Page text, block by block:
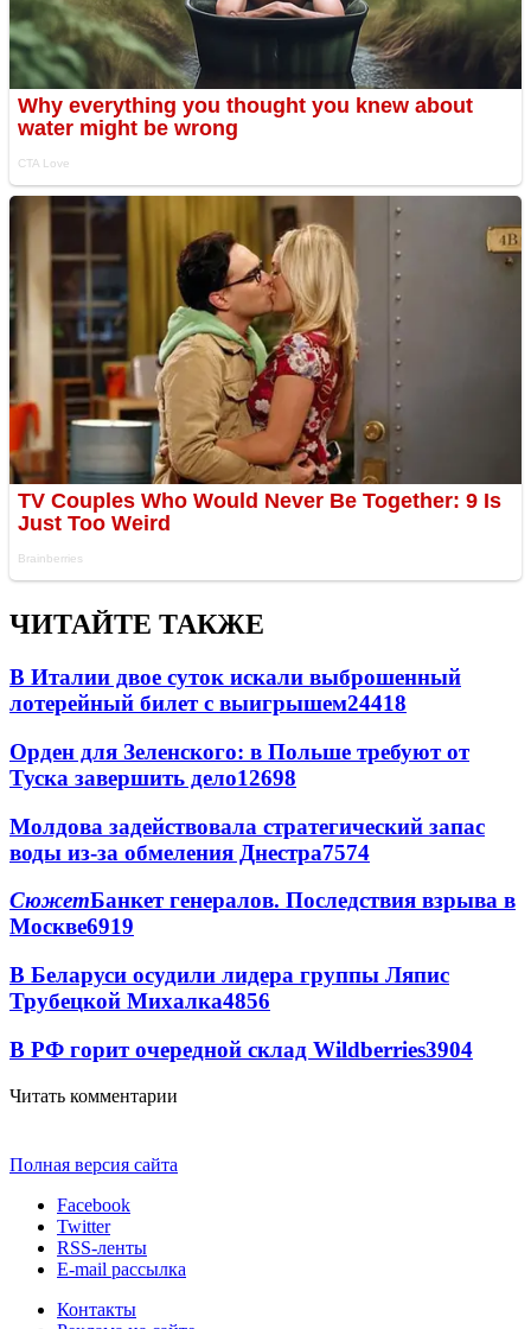
ЧИТАЙТЕ ТАКЖЕ
В Италии двое суток искали выброшенный
лотерейный билет с выигрышем24418
Орден для Зеленского: в Польше требуют от
Туска завершить дело12698
Молдова задействовала стратегический запас
воды из-за обмеления Днестра7574
СюжетБанкет генералов. Последствия взрыва в
Москве6919
В Беларуси осудили лидера группы Ляпис
Трубецкой Михалка4856
В РФ горит очередной склад Wildberries3904
Читать комментарии
Полная версия сайта
Facebook
Twitter
RSS-ленты
E-mail рассылка
Контакты